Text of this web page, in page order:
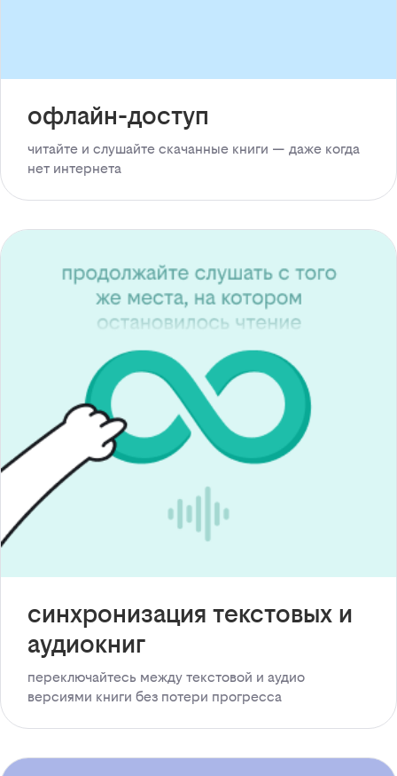
офлайн-доступ
читайте и слушайте скачанные книги — даже когда
нет интернета
синхронизация текстовых и
аудиокниг
переключайтесь между текстовой и аудио
версиями книги без потери прогресса